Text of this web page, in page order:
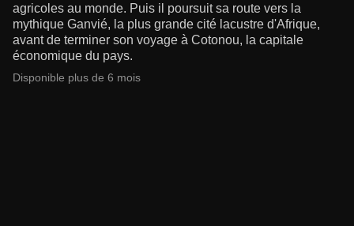
agricoles au monde. Puis il poursuit sa route vers la
mythique Ganvié, la plus grande cité lacustre d'Afrique,
avant de terminer son voyage à Cotonou, la capitale
économique du pays.
Disponible plus de 6 mois